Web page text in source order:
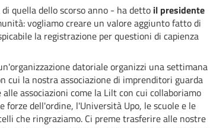
quella dello scorso anno - ha detto il presidente
vogliamo creare un valore aggiunto fatto di
la registrazione per questioni di capienza
datoriale organizzi una settimana
la nostra associazione di imprenditori guarda
associazioni come la Lilt con cui collaboriamo
dell'ordine, l'Università Upo, le scuole e le
che ringraziamo. Ci preme trasferire alle nostre